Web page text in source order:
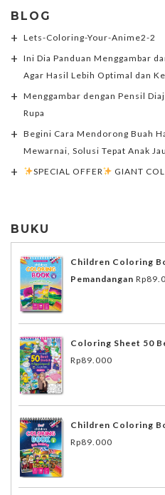
BLOG
Lets-Coloring-Your-Anime2-2
Ini Dia Panduan Menggambar
Agar Hasil Lebih Optimal dan
Menggambar dengan Pensil
Rupa
Begini Cara Mendorong Buah
Mewarnai, Solusi Tepat Anak
SPECIAL OFFER
GIANT
BUKU
Children Coloring
Pemandangan Rp
Coloring Sheet 50
Rp89.000
Children Coloring
Rp89.000